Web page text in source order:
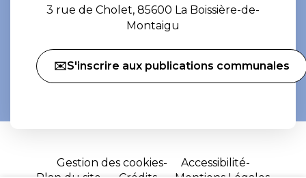
3 rue de Cholet, 85600 La Boissière-de-
Montaigu
✉️S'inscrire aux publications communales
Gestion des cookies
Accessibilité